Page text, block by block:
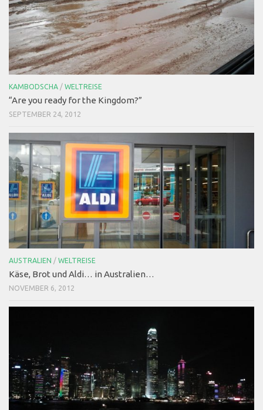
KAMBODSCHA / WELTREISE
“Are you ready for the Kingdom?”
SEPTEMBER 24, 2012
AUSTRALIEN / WELTREISE
Käse, Brot und Aldi… in Australien…
NOVEMBER 6, 2012